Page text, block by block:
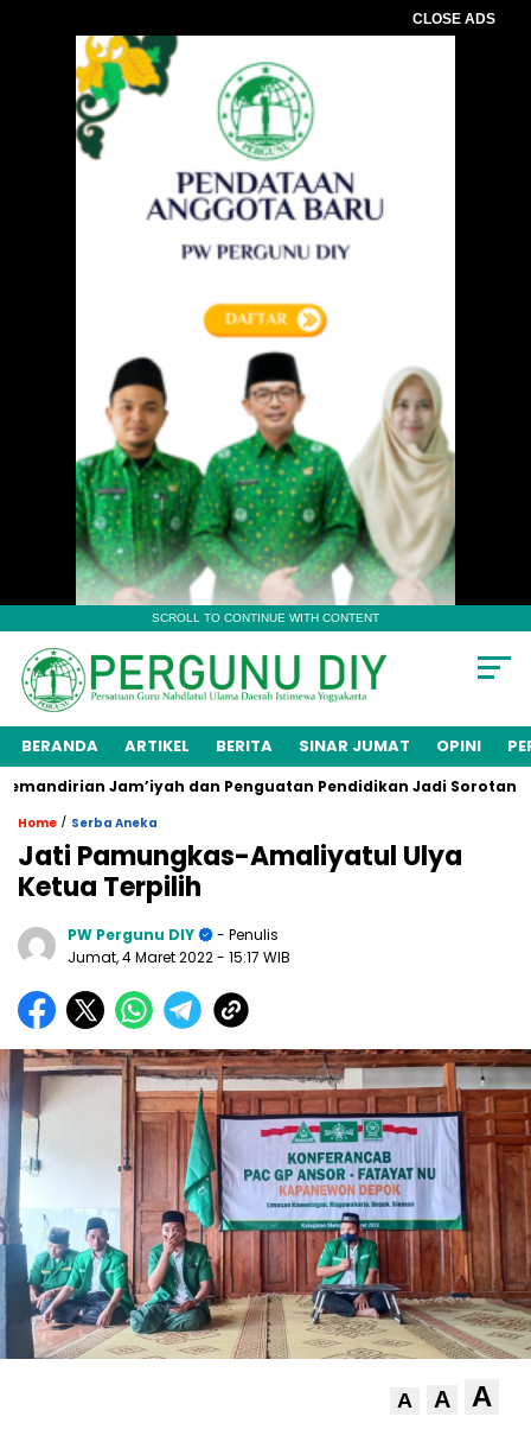
CLOSE ADS
SCROLL TO CONTINUE WITH CONTENT
BERANDA ARTIKEL BERITA SINAR JUMAT OPINI
Jam’iyah dan Penguatan Pendidikan Jadi Sorotan
Home / Serba Aneka
Jati Pamungkas-Amaliyatul Ulya
Ketua Terpilih
PW Pergunu DIY
- Penulis
Jumat, 4 Maret 2022- 15:17 WIB
A A A